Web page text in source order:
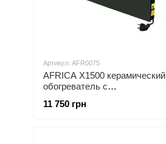
Артикул: AFR0075
AFRICA X1500 керамический
обогреватель с
11 750 грн